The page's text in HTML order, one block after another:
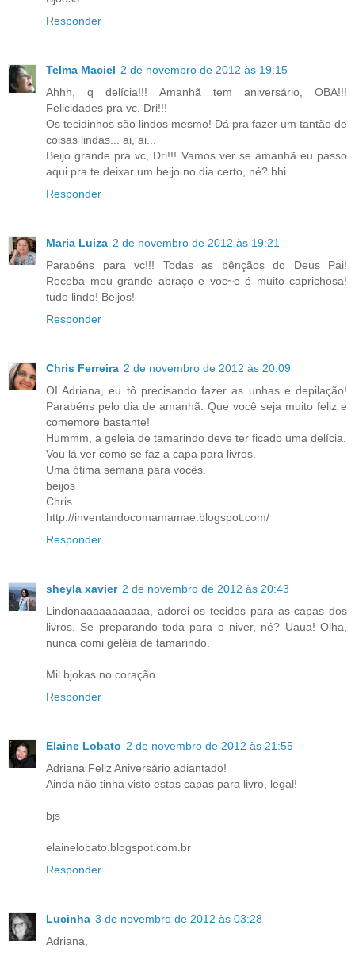
Responder
Telma Maciel 2 de novembro de 2012 às 19:15
Ahhh, q delícia!!! Amanhã tem aniversário, OBA!!!
Felicidades pra vc, Dri!!!
Os tecidinhos são lindos mesmo! Dá pra fazer um tantão de
coisas lindas... ai, ai...
Beijo grande pra vc, Dri!!! Vamos ver se amanhã eu passo
aqui pra te deixar um beijo no dia certo, né? hhi
Responder
Maria Luiza 2 de novembro de 2012 às 19:21
Parabéns para vc!!! Todas as bênçãos do Deus Pai!
Receba meu grande abraço e voc~e é muito caprichosa!
tudo lindo! Beijos!
Responder
Chris Ferreira 2 de novembro de 2012 às 20:09
OI Adriana, eu tô precisando fazer as unhas e depilação!
Parabéns pelo dia de amanhã. Que você seja muito feliz e
comemore bastante!
Hummm, a geleia de tamarindo deve ter ficado uma delícia.
Vou lá ver como se faz a capa para livros.
Uma ótima semana para vocês.
beijos
Chris
http://inventandocomamamae.blogspot.com/
Responder
sheyla xavier 2 de novembro de 2012 às 20:43
Lindonaaaaaaaaaaa, adorei os tecidos para as capas dos
livros. Se preparando toda para o niver, né? Uaua! Olha,
nunca comi geléia de tamarindo.
Mil bjokas no coração.
Responder
Elaine Lobato 2 de novembro de 2012 às 21:55
Adriana Feliz Aniversário adiantado!
Ainda não tinha visto estas capas para livro, legal!
bjs
elainelobato.blogspot.com.br
Responder
Lucinha 3 de novembro de 2012 às 03:28
Adriana,